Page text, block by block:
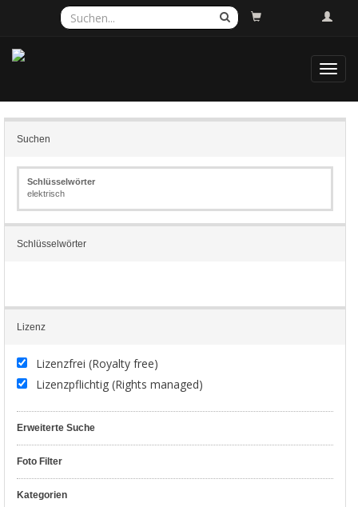
Suchen
Schlüsselwörter
elektrisch
Schlüsselwörter
Lizenz
Lizenzfrei (Royalty free)
Lizenzpflichtig (Rights managed)
Erweiterte Suche
Foto Filter
Kategorien